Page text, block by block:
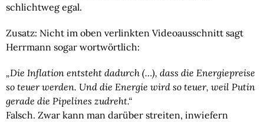
schlichtweg egal.
Zusatz: Nicht im oben verlinkten Videoausschnitt sagt
Herrmann sogar wortwörtlich:
„Die Inflation entsteht dadurch (…), dass die Energiepreise
so teuer werden. Und die Energie wird so teuer, weil Putin
gerade die Pipelines zudreht.“
Falsch. Zwar kann man darüber streiten, inwiefern